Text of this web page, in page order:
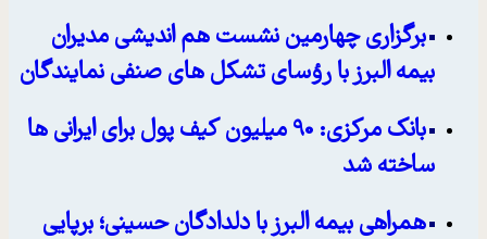
برگزاری چهارمین نشست هم اندیشی مدیران
بیمه البرز با رؤسای تشکل های صنفی نمایندگان
بانک مرکزی: 90 میلیون کیف پول برای ایرانی ها
ساخته شد
همراهی بیمه البرز با دلدادگان حسینی؛ برپایی